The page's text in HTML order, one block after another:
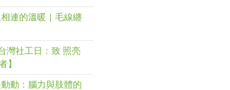
連的溫暖｜毛線纏
灣社工日：致 照亮
】
動：腦力與肢體的